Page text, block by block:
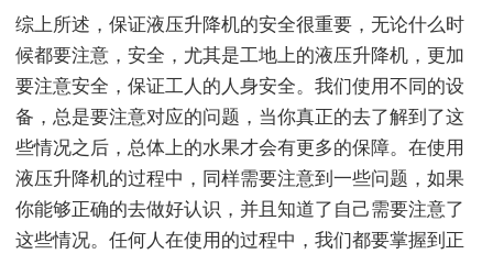
综上所述，保证液压升降机的安全很重要，无论什么时
候都要注意，安全，尤其是工地上的液压升降机，更加
要注意安全，保证工人的人身安全。我们使用不同的设
备，总是要注意对应的问题，当你真正的去了解到了这
些情况之后，总体上的水果才会有更多的保障。在使用
液压升降机的过程中，同样需要注意到一些问题，如果
你能够正确的去做好认识，并且知道了自己需要注意了
这些情况。任何人在使用的过程中，我们都要掌握到正